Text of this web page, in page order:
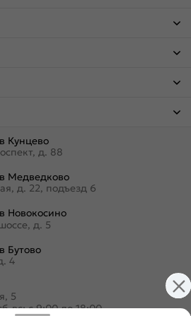
Кунцево
д. 88
Медведково
д. 22, подъезд 6
Новокосино
д. 5
Бутово
4
5
вс: с 9:00 до 18:00